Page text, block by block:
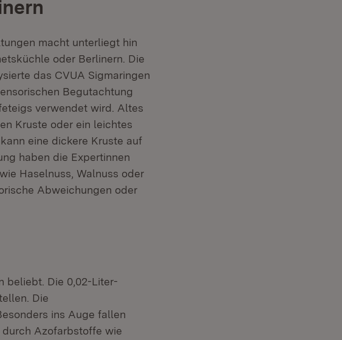
macht unterliegt hin
oder Berlinern. Die
das CVUA Sigmaringen
Begutachtung
verwendet wird. Altes
Kruste oder ein leichtes
eine dickere Kruste auf
haben die Expertinnen
Haselnuss, Walnuss oder
Abweichungen oder
beliebt. Die 0,02-Liter-
Die
ins Auge fallen
Azofarbstoffe wie